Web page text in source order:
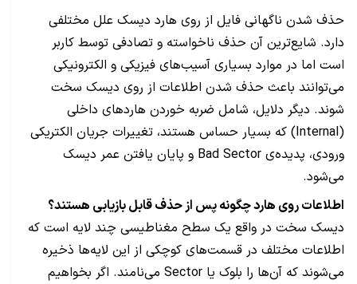
حذف شدن ناگهانی فایل از روی هارد دیسک علل مختلفی
دارد. شایع‌ترین آن حذف ناخواسته و تصادفی توسط کاربر
است اما در موارد بسیاری آسیب‌های فیزیکی و الکترونیکی
می‌توانند باعث حذف شدن اطلاعات از روی دیسک سخت
شوند. دیگر دلایل، شامل ضربه خوردن هاردهای داخلی
(Internal) که بسیار حساس هستند، تغییرات جریان الکتریکی
ورودی، پدیده‌ی Bad Sector و پایان یافتن عمر دیسک
می‌شود.
اطلاعات روی هارد چگونه پس از حذف قابل بازیابی هستند؟
دیسک سخت در واقع یک سطح مغناطیسی چند لایه است که
اطلاعات مختلف در قسمت‌های کوچکی از این لایه‌ها ذخیره
می‌شوند که آن‌ها را بلوک یا Sector می‌نامند. اگر بخواهیم